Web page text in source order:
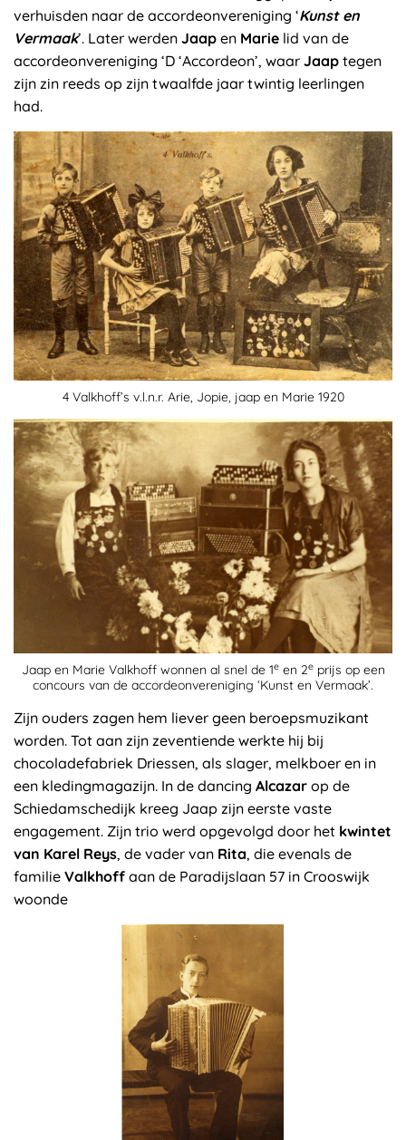
verhuisden naar de accordeonvereniging ‘Kunst en
Vermaak’. Later werden Jaap en Marie lid van de
accordeonvereniging ‘D ‘Accordeon’, waar Jaap tegen
zijn zin reeds op zijn twaalfde jaar twintig leerlingen
had.
4 Valkhoff’s v.l.n.r. Arie, Jopie, jaap en Marie 1920
Jaap en Marie Valkhoff wonnen al snel de 1een 2eprijs op een
concours van de accordeonvereniging ‘Kunst en Vermaak’.
Zijn ouders zagen hem liever geen beroepsmuzikant
worden. Tot aan zijn zeventiende werkte hij bij
chocoladefabriek Driessen, als slager, melkboer en in
een kledingmagazijn. In de dancing Alcazar op de
Schiedamschedijk kreeg Jaap zijn eerste vaste
engagement. Zijn trio werd opgevolgd door het kwintet
van Karel Reys, de vader van Rita, die evenals de
familie Valkhoff aan de Paradijslaan 57 in Crooswijk
woonde